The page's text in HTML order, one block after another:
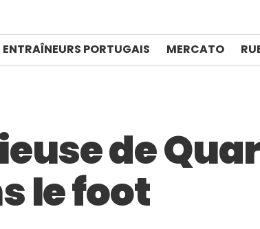
ENTRAÎNEURS PORTUGAIS MERCATO
de
le foot